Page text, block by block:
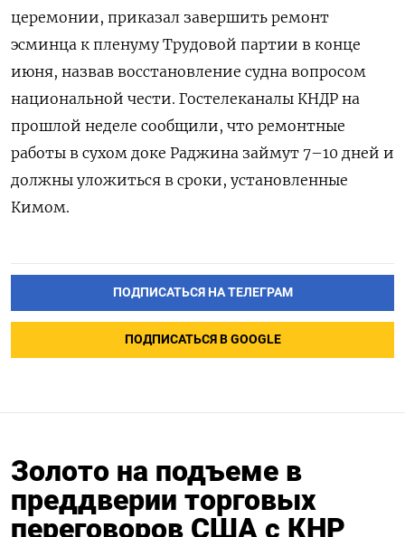
церемонии, приказал завершить ремонт
эсминца к пленуму Трудовой партии в конце
июня, назвав восстановление судна вопросом
национальной чести. Гостелеканалы КНДР на
прошлой неделе сообщили, что ремонтные
работы в сухом доке Раджина займут 7–10 дней и
должны уложиться в сроки, установленные
Кимом.
ПОДПИСАТЬСЯ НА ТЕЛЕГРАМ
ПОДПИСАТЬСЯ В GOOGLE
Золото на подъеме в
преддверии торговых
переговоров США с КНР